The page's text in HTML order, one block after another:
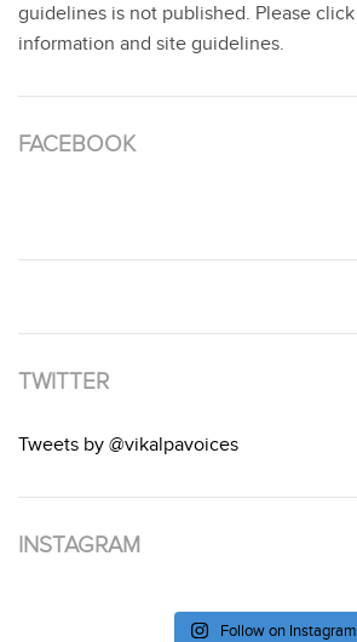
guidelines is not published. Please click
information and site guidelines.
FACEBOOK
TWITTER
Tweets by @vikalpavoices
INSTAGRAM
Follow on Instagram